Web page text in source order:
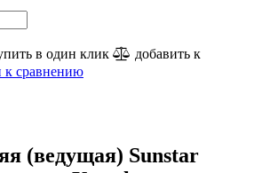
в один клик
добавить к
к сравнению
(ведущая) Sunstar